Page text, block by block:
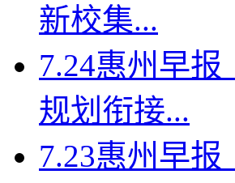
新校集...
7.24惠州早
规划衔接...
7.23惠州早